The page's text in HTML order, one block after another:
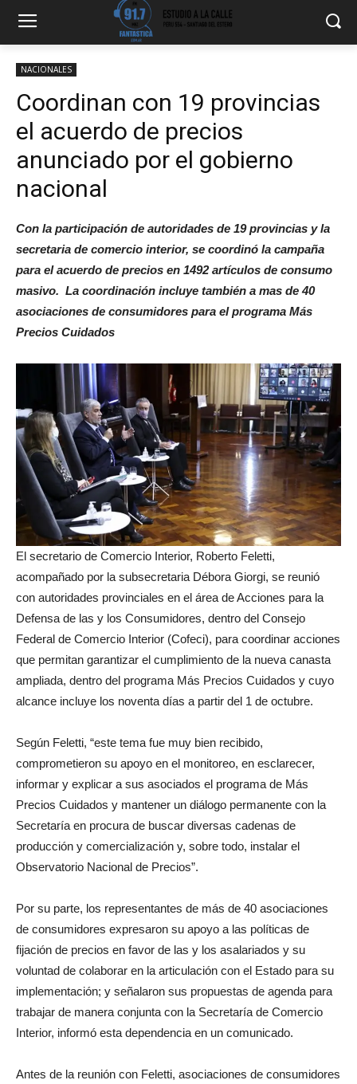
NACIONALES
Coordinan con 19 provincias
el acuerdo de precios
anunciado por el gobierno
nacional
Con la participación de autoridades de 19 provincias y la
secretaria de comercio interior, se coordinó la campaña
para el acuerdo de precios en 1492 artículos de consumo
masivo. La coordinación incluye también a mas de 40
asociaciones de consumidores para el programa Más
Precios Cuidados
El secretario de Comercio Interior, Roberto Feletti,
acompañado por la subsecretaria Débora Giorgi, se reunió
con autoridades provinciales en el área de Acciones para la
Defensa de las y los Consumidores, dentro del Consejo
Federal de Comercio Interior (Cofeci), para coordinar acciones
que permitan garantizar el cumplimiento de la nueva canasta
ampliada, dentro del programa Más Precios Cuidados y cuyo
alcance incluye los noventa días a partir del 1 de octubre.
Según Feletti, “este tema fue muy bien recibido,
comprometieron su apoyo en el monitoreo, en esclarecer,
informar y explicar a sus asociados el programa de Más
Precios Cuidados y mantener un diálogo permanente con la
Secretaría en procura de buscar diversas cadenas de
producción y comercialización y, sobre todo, instalar el
Observatorio Nacional de Precios”.
Por su parte, los representantes de más de 40 asociaciones
de consumidores expresaron su apoyo a las políticas de
fijación de precios en favor de las y los asalariados y su
voluntad de colaborar en la articulación con el Estado para su
implementación; y señalaron sus propuestas de agenda para
trabajar de manera conjunta con la Secretaría de Comercio
Interior, informó esta dependencia en un comunicado.
Antes de la reunión con Feletti, asociaciones de consumidores